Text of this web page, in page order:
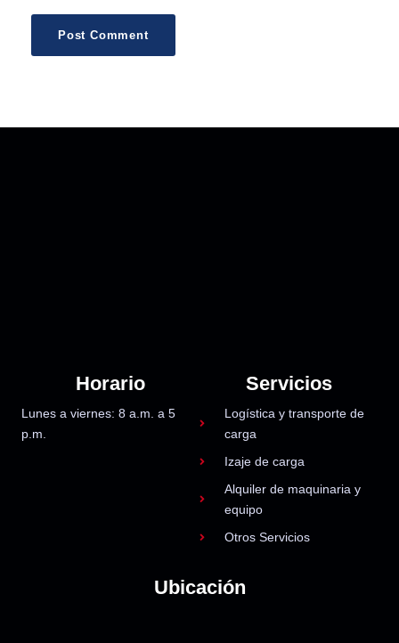
Horario
Lunes a viernes: 8 a.m. a 5
p.m.
Servicios
Logística y transporte de
carga
Izaje de carga
Alquiler de maquinaria y
equipo
Otros Servicios
Ubicación